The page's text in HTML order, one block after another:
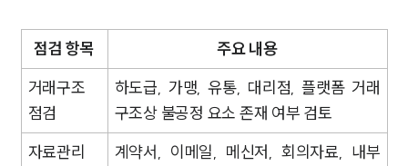
점검 항목
주요 내용
거래구조
점검
하도급, 가맹, 유통, 대리점, 플랫폼 거래
구조상 불공정 요소 존재 여부 검토
자료관리
계약서, 이메일, 메신저, 회의자료, 내부